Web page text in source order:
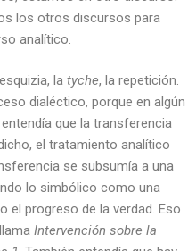
los otros discursos para
analítico.
la tyche, la repetición.
dialéctico, porque en algún
que la transferencia
el tratamiento analítico
se subsumía a una
lo simbólico como una
el progreso de la verdad. Eso
Intervención sobre la